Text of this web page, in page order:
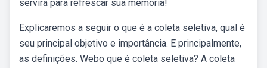
servirá para refrescar sua memória!
Explicaremos a seguir o que é a coleta seletiva, qual é
seu principal objetivo e importância. E principalmente,
as definições. Webo que é coleta seletiva? A coleta